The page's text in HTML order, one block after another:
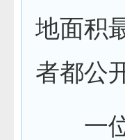
地面积
者都公
一位